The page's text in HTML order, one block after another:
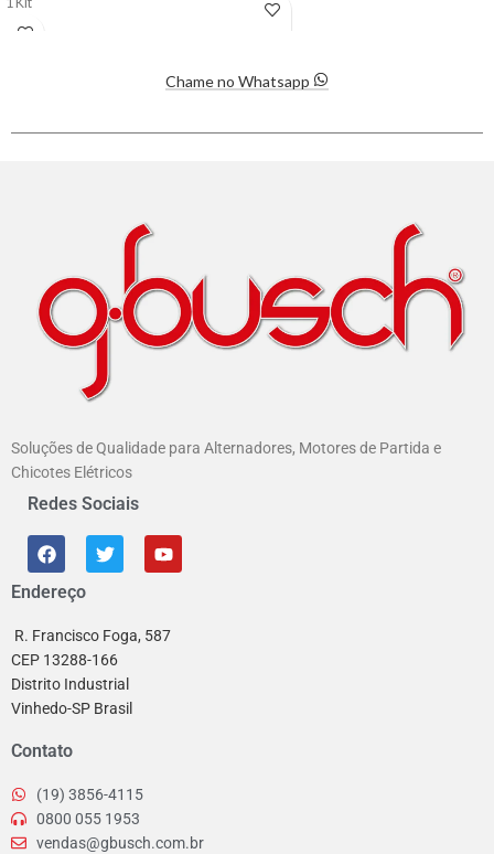
Chame no Whatsapp
Soluções de Qualidade para Alternadores, Motores de Partida e
Chicotes Elétricos
Redes Sociais
Endereço
R. Francisco Foga, 587
CEP 13288-166
Distrito Industrial
Vinhedo-SP Brasil
Contato
(19) 3856-4115
0800 055 1953
vendas@gbusch.com.br